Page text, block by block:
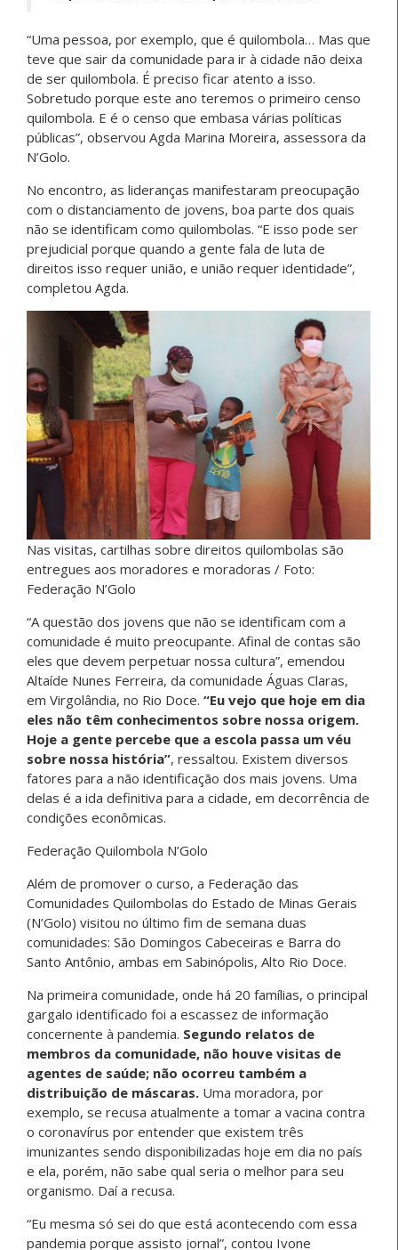
“Uma pessoa, por exemplo, que é quilombola… Mas que
teve que sair da comunidade para ir à cidade não deixa
de ser quilombola. É preciso ficar atento a isso.
Sobretudo porque este ano teremos o primeiro censo
quilombola. E é o censo que embasa várias políticas
públicas”, observou Agda Marina Moreira, assessora da
N’Golo.
No encontro, as lideranças manifestaram preocupação
com o distanciamento de jovens, boa parte dos quais
não se identificam como quilombolas. “E isso pode ser
prejudicial porque quando a gente fala de luta de
direitos isso requer união, e união requer identidade”,
completou Agda.
Nas visitas, cartilhas sobre direitos quilombolas são
entregues aos moradores e moradoras / Foto:
Federação N’Golo
“A questão dos jovens que não se identificam com a
comunidade é muito preocupante. Afinal de contas são
eles que devem perpetuar nossa cultura”, emendou
Altaíde Nunes Ferreira, da comunidade Águas Claras,
em Virgolândia, no Rio Doce. “Eu vejo que hoje em dia
eles não têm conhecimentos sobre nossa origem.
Hoje a gente percebe que a escola passa um véu
sobre nossa história”, ressaltou. Existem diversos
fatores para a não identificação dos mais jovens. Uma
delas é a ida definitiva para a cidade, em decorrência de
condições econômicas.
Federação Quilombola N’Golo
Além de promover o curso, a Federação das
Comunidades Quilombolas do Estado de Minas Gerais
(N’Golo) visitou no último fim de semana duas
comunidades: São Domingos Cabeceiras e Barra do
Santo Antônio, ambas em Sabinópolis, Alto Rio Doce.
Na primeira comunidade, onde há 20 famílias, o principal
gargalo identificado foi a escassez de informação
concernente à pandemia. Segundo relatos de
membros da comunidade, não houve visitas de
agentes de saúde; não ocorreu também a
distribuição de máscaras. Uma moradora, por
exemplo, se recusa atualmente a tomar a vacina contra
o coronavírus por entender que existem três
imunizantes sendo disponibilizadas hoje em dia no país
e ela, porém, não sabe qual seria o melhor para seu
organismo. Daí a recusa.
“Eu mesma só sei do que está acontecendo com essa
pandemia porque assisto jornal”, contou Ivone